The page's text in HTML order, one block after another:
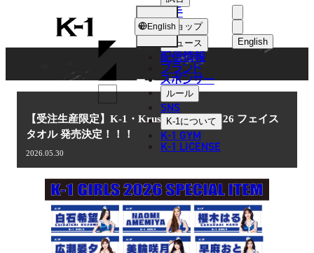
K-
1
English
中文（繁體
選手
ショップ
ニュース
配信情報
ブランド
スポンサー
ルール
SNS
K-1について
K-1 GYM
K-1 LICENSE
English
NEWS
ニュース
【受注生産限定】K-1・Krushガールズ 2026 フェイス
タオル 発売決定！！！
2026.05.30